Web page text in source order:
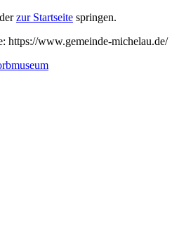
zur Startseite springen.
https://www.gemeinde-michelau.de/